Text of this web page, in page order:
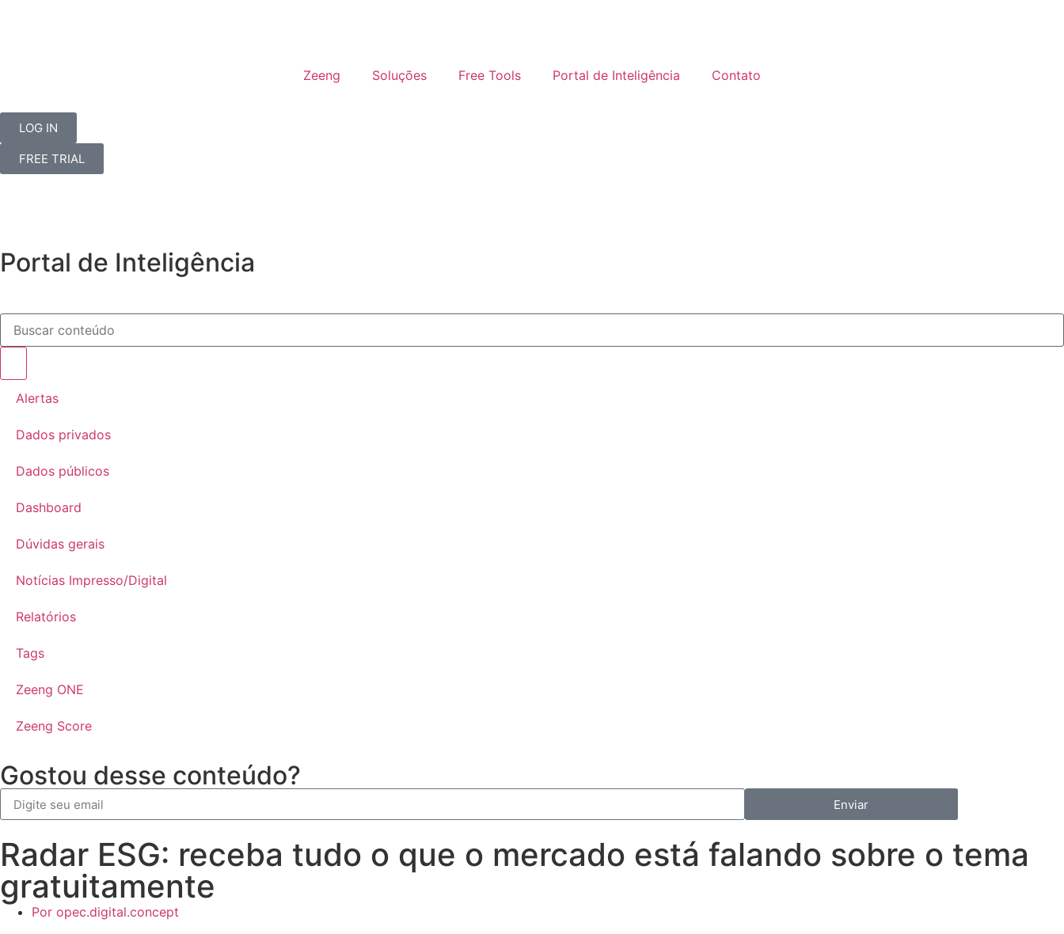
Zeeng Soluções Free Tools Portal de Inteligência Contato
LOG IN
FREE TRIAL
Portal de Inteligência
Alertas
Dados privados
Dados públicos
Dashboard
Dúvidas gerais
Notícias Impresso/Digital
Relatórios
Tags
Zeeng ONE
Zeeng Score
Gostou desse conteúdo?
Enviar
Radar ESG: receba tudo o que o mercado está falando sobre o tema
gratuitamente
Por opec.digital.concept